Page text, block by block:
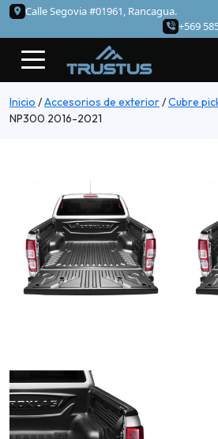
Calle Segovia #01961, Rancagua.
+569
Inicio /Accesorios de exterior/Cubre
NP300 2016-2021